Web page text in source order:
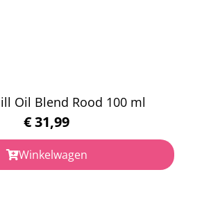
Oil Blend Rood 100 ml
€31,99
Winkelwagen